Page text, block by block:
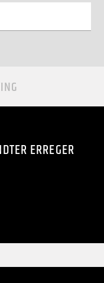
ERREGER